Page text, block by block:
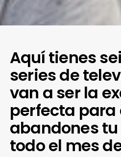
Aquí tienes
series de
van a ser la
perfecta para
abandones tu
todo el mes